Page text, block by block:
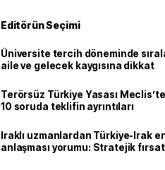
Editörün Seçimi
Üniversite tercih döneminde
aile ve gelecek kaygısına dikkat
Terörsüz Türkiye Yasası
10 soruda teklifin ayrıntıları
Iraklı uzmanlardan Türkiye-Irak
anlaşması yorumu: Stratejik fırsat